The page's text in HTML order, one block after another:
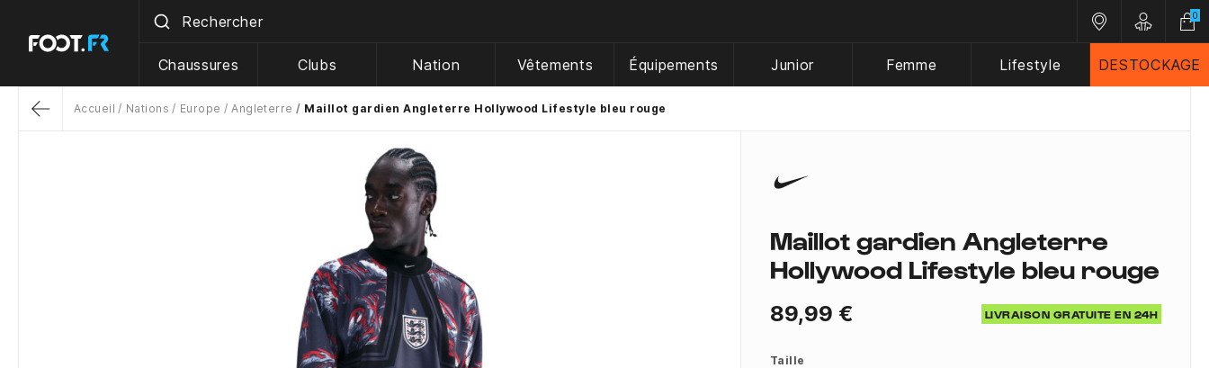
Nos magasins
Customer
0
Chaussures Clubs Nation Vêtements Équipements Junior Femme Lifestyle DESTOCKAGE
Accueil Nations Europe Angleterre Maillot gardien Angleterre Hollywood Lifestyle bleu rouge
Maillot gardien Angleterre
Hollywood Lifestyle bleu rouge
89,99 € LIVRAISON GRATUITE EN 24H
Taille